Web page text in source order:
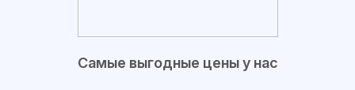
Самые выгодные цены у нас